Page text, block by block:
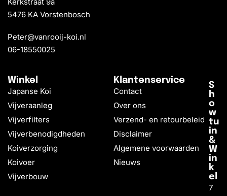
Kerkstraat 9a
5476 KA Vorstenbosch
Peter@vanrooij-koi.nl
06-18550025
Winkel
Japanse Koi
Vijveraanleg
Vijverfilters
Vijverbenodigdheden
Koiverzorging
Koivoer
Vijverbouw
Klantenservice
Contact
Over ons
Verzend- en retourbeleid
Disclaimer
Algemene voorwaarden
Nieuws
S
h
o
w
tu
in
&
W
in
k
el
7